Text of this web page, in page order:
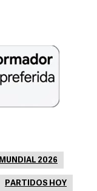
MUNDIAL 2026
PARTIDOS HOY